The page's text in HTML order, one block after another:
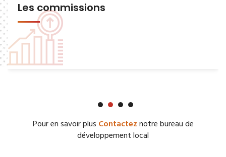
Les commissions
Pour en savoir plus Contacteznotre bureau de
développement local